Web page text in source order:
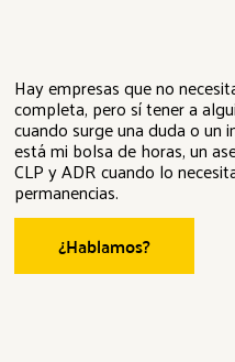
Hay empresas que no
completa, pero sí tener a
cuando surge una duda o un
está mi bolsa de horas, un
CLP y ADR cuando lo
permanencias.
¿Hablamos?